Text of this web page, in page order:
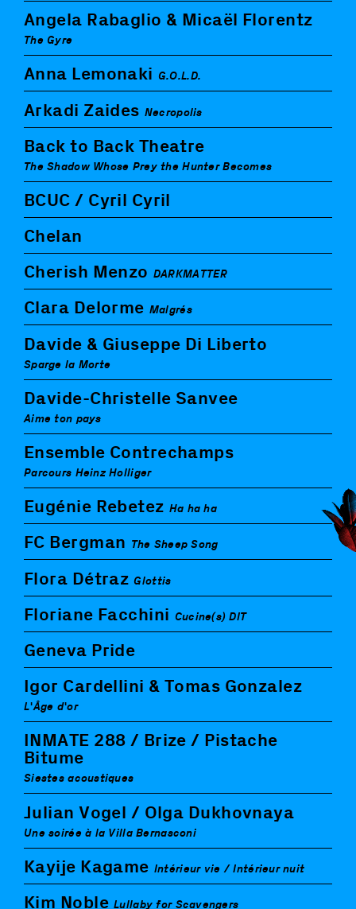
Angela Rabaglio & Micaël Florentz
The Gyre
Anna Lemonaki G.O.L.D.
Arkadi Zaides Necropolis
Back to Back Theatre
The Shadow Whose Prey the Hunter Becomes
BCUC / Cyril Cyril
Chelan
Cherish Menzo DARKMATTER
Clara Delorme Malgrés
Davide & Giuseppe Di Liberto
Sparge la Morte
Davide-Christelle Sanvee
Aime ton pays
Ensemble Contrechamps
Parcours Heinz Holliger
Eugénie Rebetez Ha ha ha
FC Bergman The Sheep Song
Flora Détraz Glottis
Floriane Facchini Cucine(s) DIT
Geneva Pride
Igor Cardellini & Tomas Gonzalez
L'Âge d'or
INMATE 288 / Brize / Pistache
Bitume
Siestes acoustiques
Julian Vogel / Olga Dukhovnaya
Une soirée à la Villa Bernasconi
Kayije Kagame Intérieur vie / Intérieur nuit
Kim Noble Lullaby for Scavengers